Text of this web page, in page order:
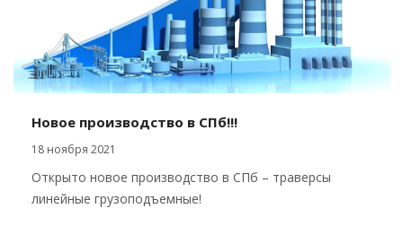
Новое производство в СПб!!!
18 ноября 2021
Открыто новое производство в СПб – траверсы
линейные грузоподъемные!